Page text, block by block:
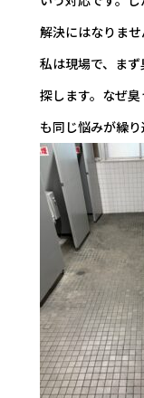
解決にはなりませ
私は現場で、ま
探します。なぜ
も同じ悩みが繰り